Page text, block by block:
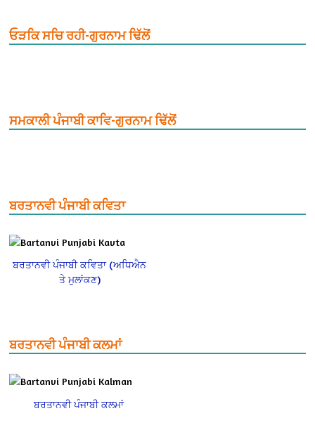
ਓੜਕਿ ਸਚਿ ਰਹੀ-ਗੁਰਨਾਮ ਢਿੱਲੋਂ
ਸਮਕਾਲੀ ਪੰਜਾਬੀ ਕਾਵਿ-ਗੁਰਨਾਮ ਢਿੱਲੋਂ
ਬਰਤਾਨਵੀ ਪੰਜਾਬੀ ਕਵਿਤਾ
ਬਰਤਾਨਵੀ ਪੰਜਾਬੀ ਕਵਿਤਾ (ਅਧਿਐਨ
ਤੇ ਮੁਲਾਂਕਣ)
ਬਰਤਾਨਵੀ ਪੰਜਾਬੀ ਕਲਮਾਂ
ਬਰਤਾਨਵੀ ਪੰਜਾਬੀ ਕਲਮਾਂ